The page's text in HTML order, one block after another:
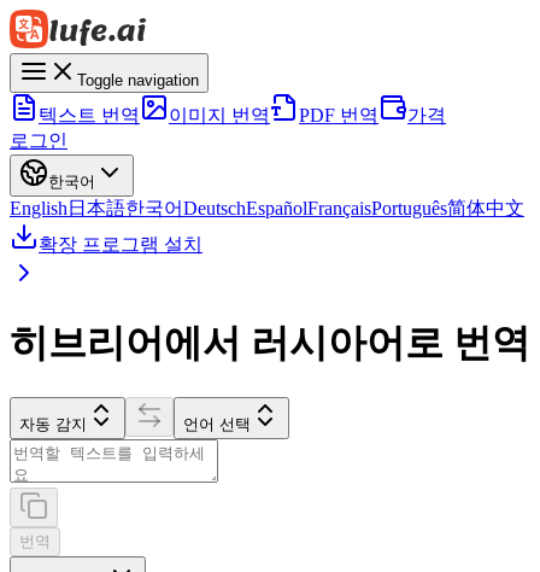
Toggle navigation
텍스트 번역 이미지 번역 PDF 번역
가격
로그인
한국어
English 日本語한국어DeutschEspañolFrançaisPortuguês简体中文
확장 프로그램 설치
히브리어에서 러시아어로 번역
자동 감지 언어 선택
번역